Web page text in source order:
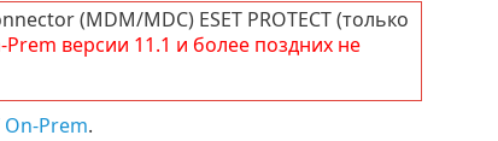
(MDM/MDC) ESET PROTECT (только
Prem версии 11.1 и более поздних не
On-Prem.